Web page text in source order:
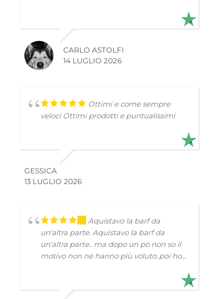
CARLO ASTOLFI
14 LUGLIO 2026
Ottimi e come sempre
veloci Ottimi prodotti e puntualissimi
GESSICA
13 LUGLIO 2026
Aquistavo la barf da
un'altra parte. Aquistavo la barf da
un'altra parte.. ma dopo un pò non so il
motivo non ne hanno più voluto..poi ho
passata.se non gli sarebbe piaciuto